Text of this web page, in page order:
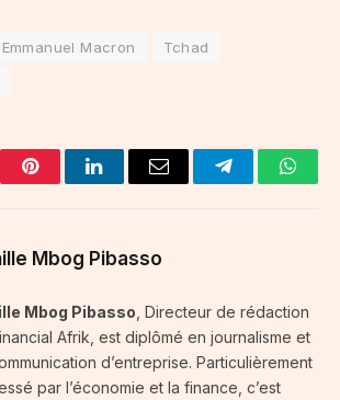
Emmanuel Macron
Tchad
PinterestLinkedInEmail Telegram
Mbog Pibasso
Mbog Pibasso , Directeur de rédaction
Afrik, est diplômé en journalisme et
d’entreprise. Particulièrement
par l’économie et la finance, c’est